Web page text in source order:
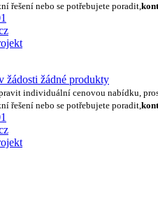
řešení nebo se potřebujete poradit,
žádosti žádné produkty
individuální cenovou nabídku,
řešení nebo se potřebujete poradit,